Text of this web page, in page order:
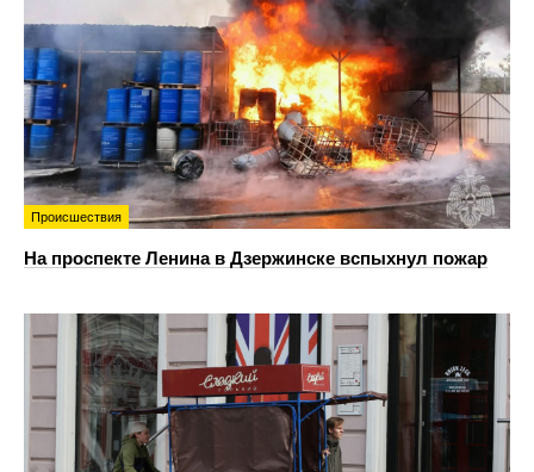
Происшествия
На проспекте Ленина в Дзержинске вспыхнул пожар